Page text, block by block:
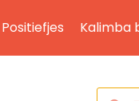
Positiefjes Kalimba